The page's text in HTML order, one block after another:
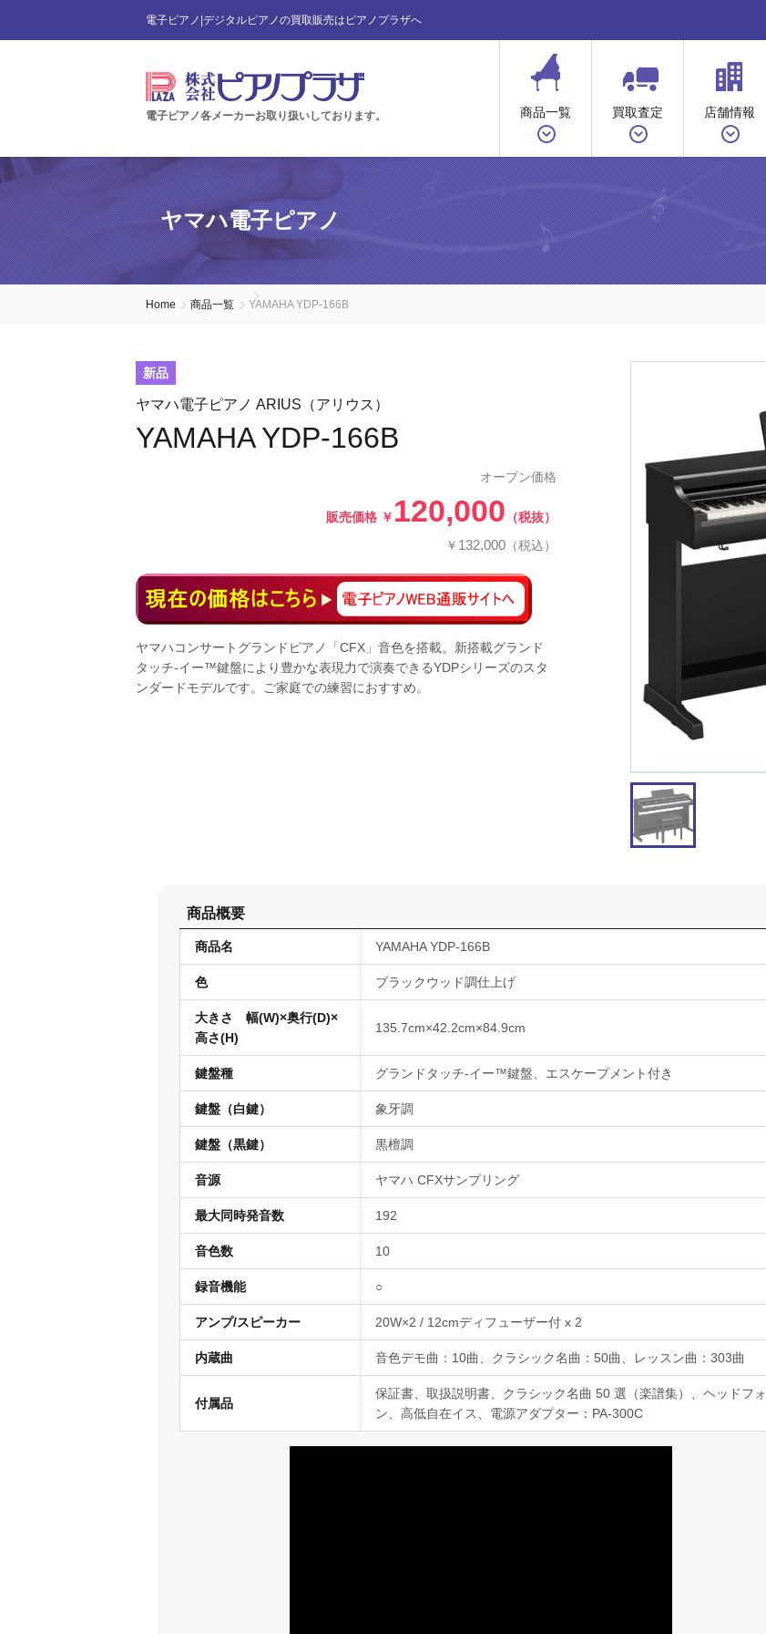
電子ピアノ|デジタルピアノの買取販売はピアノプラザへ
電子ピアノ各メーカーお取り扱いしております。 商品一覧 買取査定 店舗情報
ヤマハ電子ピアノ
Home 商品一覧 YAMAHA YDP-166B
新品
ヤマハ電子ピアノ ARIUS（アリウス）
YAMAHA YDP-166B
オープン価格
販売価格 ￥ 120,000 （税抜）
￥ 132,000 （税込）
ヤマハコンサートグランドピアノ「CFX」音色を搭載。新搭載グランド
タッチ-イー™鍵盤により豊かな表現力で演奏できるYDPシリーズのスタ
ンダードモデルです。ご家庭での練習におすすめ。
商品概要
商品名 YAMAHA YDP-166B
色 ブラックウッド調仕上げ
大きさ 幅(W)×奥行(D)×
高さ(H)
135.7cm×42.2cm×84.9cm
鍵盤種 グランドタッチ-イー™鍵盤、エスケープメント付き
鍵盤（白鍵） 象牙調
鍵盤（黒鍵） 黒檀調
音源 ヤマハ CFXサンプリング
最大同時発音数 192
音色数 10
録音機能 ○
アンプ/スピーカー 20W×2 / 12cmディフューザー付 x 2
内蔵曲 音色デモ曲：10曲、クラシック名曲：50曲、レッスン曲：303曲
付属品
保証書、取扱説明書、クラシック名曲 50 選（楽譜集）、ヘッドフォ
ン、高低自在イス、電源アダプター：PA-300C